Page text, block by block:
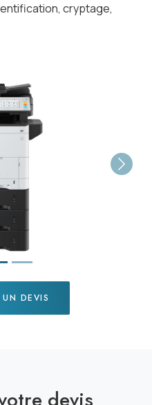
cryptage,
Next
DEVIS